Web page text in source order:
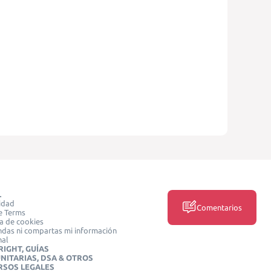
Terms
de cookies
ni compartas mi información
GUÍAS
DSA & OTROS
LEGALES
Comentarios